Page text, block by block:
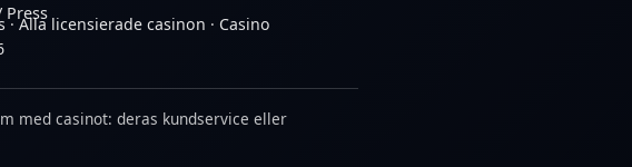
Press
·Alla licensierade casinon · Casino
med casinot: deras kundservice eller